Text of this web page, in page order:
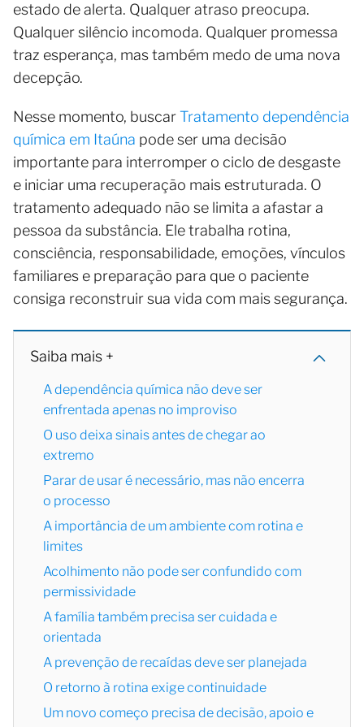
estado de alerta. Qualquer atraso preocupa.
Qualquer silêncio incomoda. Qualquer promessa
traz esperança, mas também medo de uma nova
decepção.
Nesse momento, buscarTratamento dependência
química em Itaúna pode ser uma decisão
importante para interromper o ciclo de desgaste
e iniciar uma recuperação mais estruturada. O
tratamento adequado não se limita a afastar a
pessoa da substância. Ele trabalha rotina,
consciência, responsabilidade, emoções, vínculos
familiares e preparação para que o paciente
consiga reconstruir sua vida com mais segurança.
Saiba mais +
A dependência química não deve ser
enfrentada apenas no improviso
O uso deixa sinais antes de chegar ao
extremo
Parar de usar é necessário, mas não encerra
o processo
A importância de um ambiente com rotina e
limites
Acolhimento não pode ser confundido com
permissividade
A família também precisa ser cuidada e
orientada
A prevenção de recaídas deve ser planejada
O retorno à rotina exige continuidade
Um novo começo precisa de decisão, apoio e